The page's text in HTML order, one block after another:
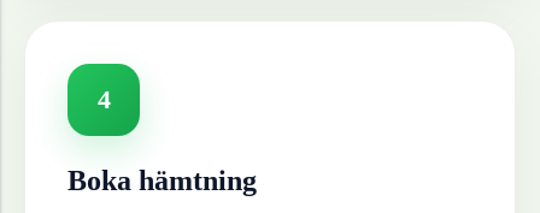
4
Boka hämtning